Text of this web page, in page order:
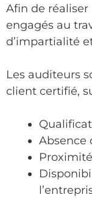
Afin de réaliser
engagés au
d’impartialité
Les auditeurs
client certifié,
Absence